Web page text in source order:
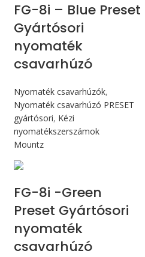
FG-8i – Blue Preset
Gyártósori
nyomaték
csavarhúzó
Nyomaték csavarhúzók,
Nyomaték csavarhúzó PRESET
gyártósori, Kézi
nyomatékszerszámok
Mountz
FG-8i -Green
Preset Gyártósori
nyomaték
csavarhúzó